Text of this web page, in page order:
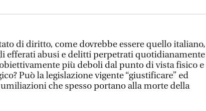
di diritto, come dovrebbe essere quello italiano,
efferati abusi e delitti perpetrati quotidianamente
più deboli dal punto di vista fisico e
Può la legislazione vigente “giustificare” ed
che spesso portano alla morte della